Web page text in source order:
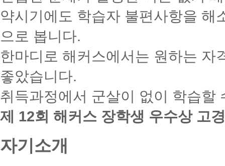
약시기에도 학습자 불편사항을 해
으로 봅니다.
한마디로 해커스에서는 원하는 자
좋았습니다.
취득과정에서 군살이 없이 학습할
제 12회 해커스 장학생 우수상 고
자기소개